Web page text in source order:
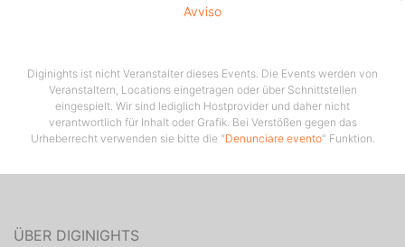
Avviso
Diginights ist nicht Veranstalter dieses Events. Die Events werden von
Veranstaltern, Locations eingetragen oder über Schnittstellen
eingespielt. Wir sind lediglich Hostprovider und daher nicht
verantwortlich für Inhalt oder Grafik. Bei Verstößen gegen das
Urheberrecht verwenden sie bitte die "Denunciare evento" Funktion.
ÜBER DIGINIGHTS